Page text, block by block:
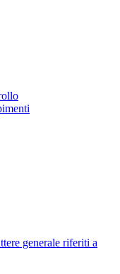
generale riferiti a